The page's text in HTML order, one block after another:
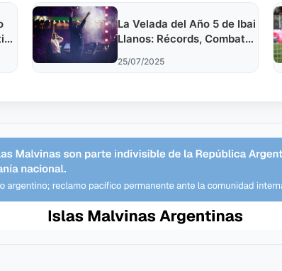
La Velada del Año 5 de Ibai
Llanos: Récords, Combates
25/07/2025